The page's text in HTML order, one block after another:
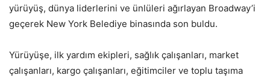
yürüyüş, dünya liderlerini ve ünlüleri ağırlayan Broadway’i
geçerek New York Belediye binasında son buldu.
Yürüyüşe, ilk yardım ekipleri, sağlık çalışanları, market
çalışanları, kargo çalışanları, eğitimciler ve toplu taşıma